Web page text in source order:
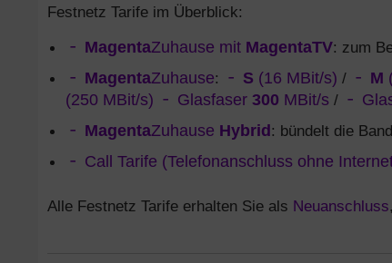
Festnetz Tarife im Überblick:
MagentaZuhause mit MagentaTV: zum
MagentaZuhause: S (16 MBit/s) / M
(250 MBit/s)
Glasfaser 300 MBit/s /
MagentaZuhause Hybrid : bündelt die
Call Tarife (Telefonanschluss ohne
Alle Festnetz Tarife erhalten Sie als Neuanschluss,